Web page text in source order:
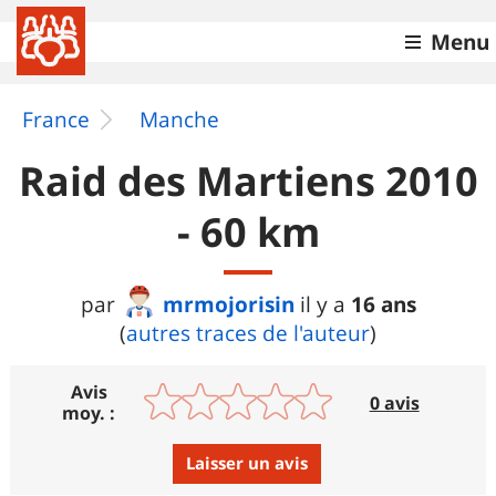
Menu
France Manche
Raid des Martiens 2010
- 60 km
par mrmojorisin il y a 16 ans
(autres traces de l'auteur)
Avis
moy. :
0 avis
Laisser un avis